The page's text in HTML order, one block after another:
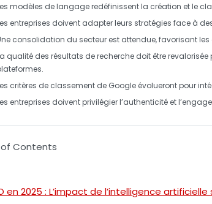
modèles de langageredéfinissent la création et le
entreprises doivent adapter leurs stratégies face à
consolidation du secteur est attendue, favorisant
qualité des résultats de recherche doit être
critères de classement de Google évolueront pour
entreprises doivent privilégier l’authenticité et l’
Contents
en 2025 : L’impact de l’intelligence